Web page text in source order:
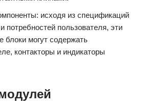
исходя из спецификаций
потребностей пользователя, эти
блоки могут содержать
контакторы и индикаторы